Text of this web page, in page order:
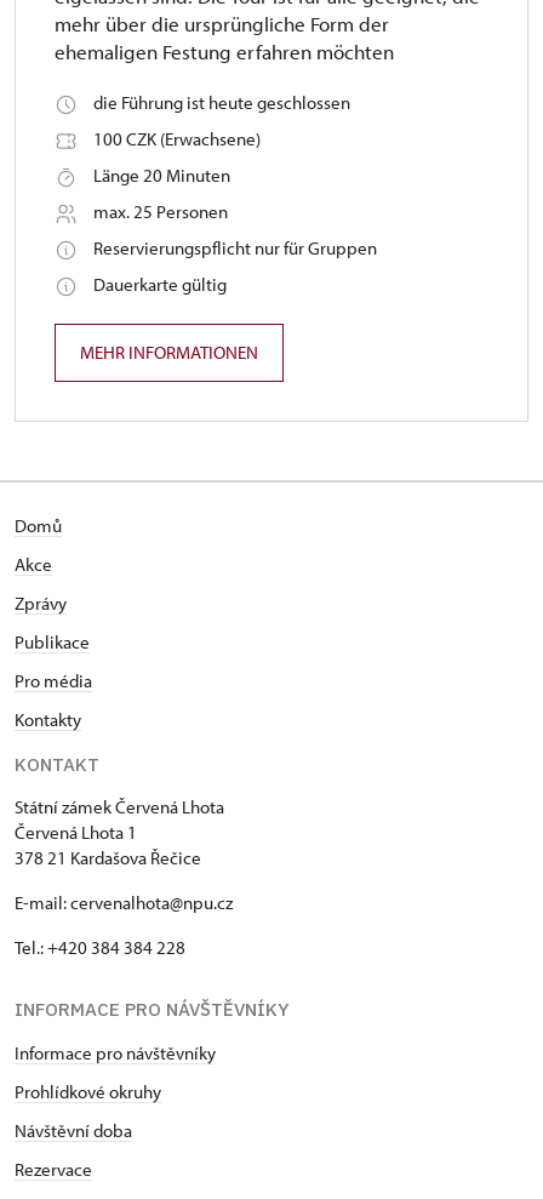
mehr über die ursprüngliche Form der
ehemaligen Festung erfahren möchten
die Führung ist heute geschlossen
100 CZK (Erwachsene)
Länge 20 Minuten
max. 25 Personen
Reservierungspflicht nur für Gruppen
Dauerkarte gültig
MEHR INFORMATIONEN
Domů
Akce
Zprávy
Publikace
Pro média
Kontakty
KONTAKT
Státní zámek Červená Lhota
Červená Lhota 1
378 21 Kardašova Řečice
E-mail: cervenalhota@npu.cz
Tel.: +420 384 384 228
INFORMACE PRO NÁVŠTĚVNÍKY
Informace pro návštěvníky
Prohlídkové okruhy
Návštěvní doba
Rezervace